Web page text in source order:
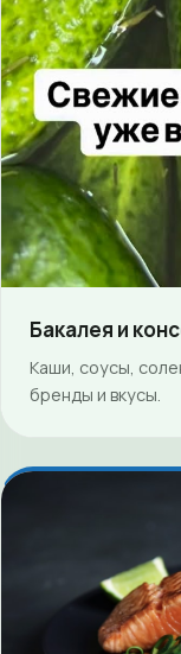
Бакалея и
Каши, соусы,
бренды и вкусы.